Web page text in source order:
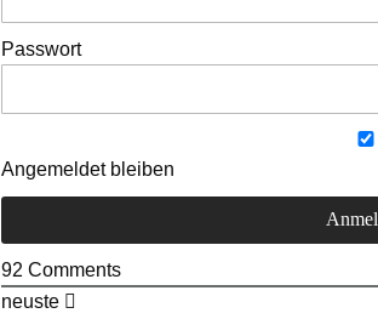
Passwort
Angemeldet bleiben
92 Comments
neuste